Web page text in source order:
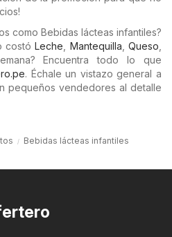
como Bebidas lácteas infantiles?
costóLeche Mantequilla ,Queso
Encuentra todo lo que
. Échale un vistazo general a
pequeños vendedores al detalle
Bebidas lácteas infantiles